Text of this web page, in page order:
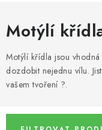
DOPLŇKY
TVOŘENÍ
Motýlí
Motýlí křídla jsou
dozdobit nejednu vílu.
vašem tvoření ?.